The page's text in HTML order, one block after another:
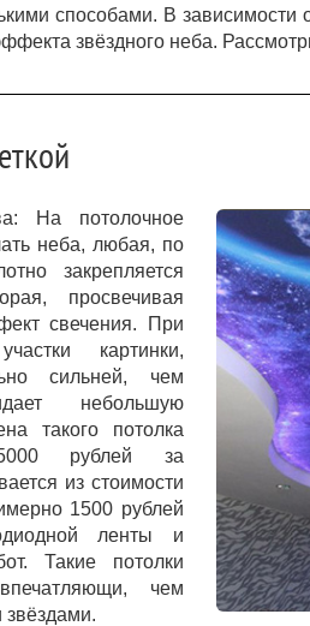
способами. В зависимости
звёздного неба.
На потолочное
неба, любая, по
закрепляется
просвечивая
свечения. При
картинки,
сильней, чем
небольшую
такого потолка
рублей за
из стоимости
1500 рублей
ленты и
Такие потолки
чем
звёздами.